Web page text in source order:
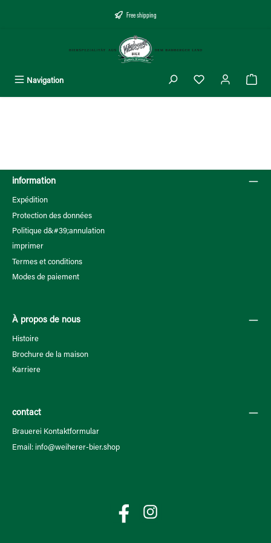
Free shipping
Navigation
information
Expédition
Protection des données
Politique d&#39;annulation
imprimer
Termes et conditions
Modes de paiement
À propos de nous
Histoire
Brochure de la maison
Karriere
contact
Brauerei Kontaktformular
Email: info@weiherer-bier.shop
Facebook Instagram